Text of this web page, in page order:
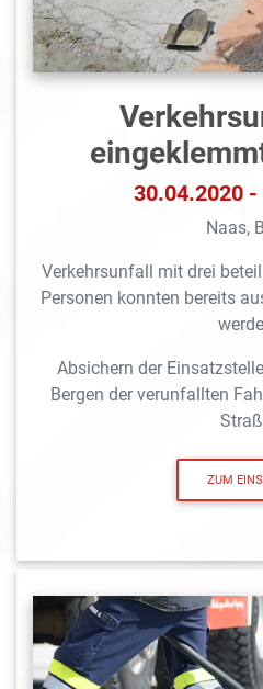
30.04.2020 -
Naas,
Verkehrsunfall mit drei
Personen konnten bereits
Absichern der
Bergen der verunfallten
ZUM